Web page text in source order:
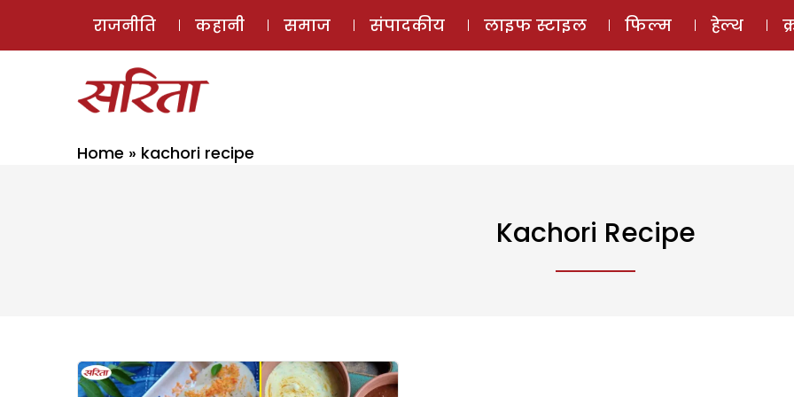
ई-मैगज़ीन
राजनीति कहानी समाज संपादकीय लाइफ स्टाइल फिल्म हेल्थ
Home » kachori recipe
Kachori Recipe